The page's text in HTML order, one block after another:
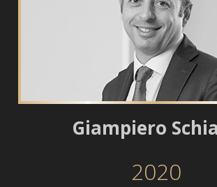
Giampiero
2020